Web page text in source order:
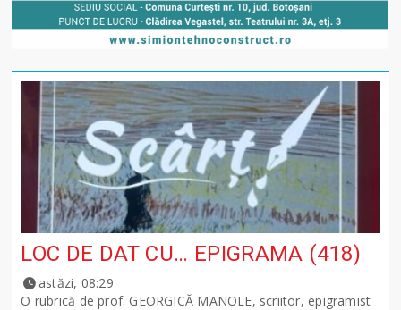
LOC DE DAT CU… EPIGRAMA (418)
astăzi, 08:29
O rubrică de prof. GEORGICĂ MANOLE, scriitor, epigramist